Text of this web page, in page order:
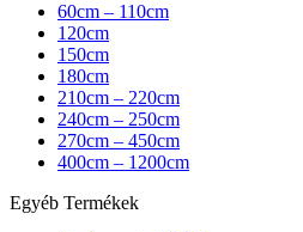
60cm – 110cm
120cm
150cm
180cm
210cm – 220cm
240cm – 250cm
270cm – 450cm
400cm – 1200cm
Egyéb Termékek